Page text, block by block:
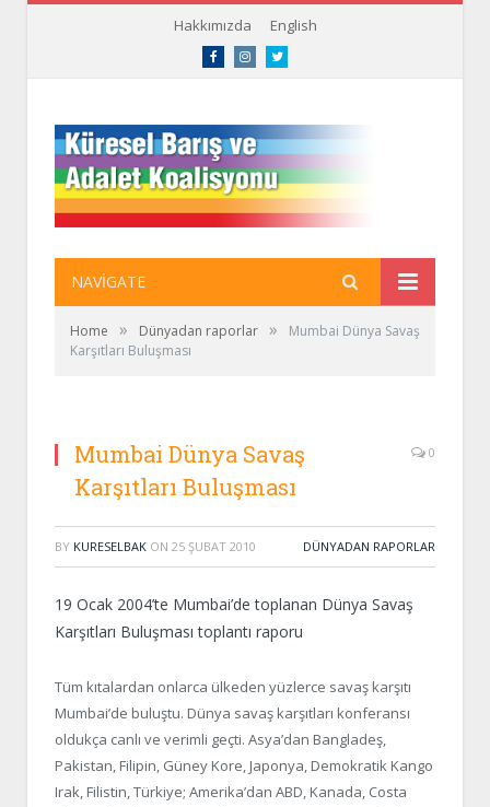
Hakkımızda English
FacebookInstagramTwitter
NAVIGATE
Home » Dünyadan raporlar »
Mumbai Dünya Savaş
Karşıtları Buluşması
Mumbai Dünya Savaş
Karşıtları Buluşması
0
BY KURESELBAK ON 25 ŞUBAT 2010 DÜNYADAN RAPORLAR
19 Ocak 2004’te Mumbai’de toplanan Dünya Savaş
Karşıtları Buluşması toplantı raporu
Tüm kıtalardan onlarca ülkeden yüzlerce savaş karşıtı
Mumbai’de buluştu. Dünya savaş karşıtları konferansı
oldukça canlı ve verimli geçti. Asya’dan Bangladeş,
Pakistan, Filipin, Güney Kore, Japonya, Demokratik Kango
Irak, Filistin, Türkiye; Amerika’dan ABD, Kanada, Costa